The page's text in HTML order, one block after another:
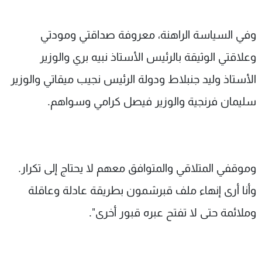
وفي السياسة الراهنة، معروفة صداقتي ومودتي
وعلاقتي الوثيقة بالرئيس الأستاذ نبيه بري والوزير
الأستاذ وليد جنبلاط ودولة الرئيس نجيب ميقاتي والوزير
سليمان فرنجية والوزير فيصل كرامي وسواهم.
وموقفي المتلاقي والمتوافق معهم لا يحتاج إلى تكرار.
وأنا أرى إنهاء ملف قبرشمون بطريقة عادلة وعاقلة
وملائمة حتى لا تفتح عبره قبور أخرى".